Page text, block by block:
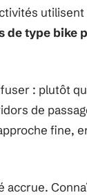
de type bike
: plutôt
de
fine,